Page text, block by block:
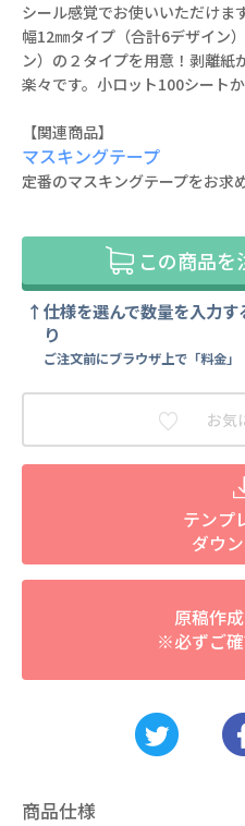
シール感覚でお使いいただけま
幅12㎜タイプ（合計6デザイン
ン）の２タイプを用意！剥離紙
楽々です。小ロット100シート
【関連商品】
マスキングテープ
定番のマスキングテープをお求
この商品を
仕様を選んで数量を入力
り
ご注文前にブラウザ上で「料金」
お気
テンプ
ダウ
原稿作
※必ずご
商品仕様